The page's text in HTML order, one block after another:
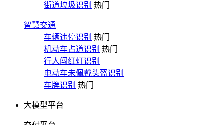
街道垃圾识别 热门
智慧交通
车辆违停识别 热门
机动车占道识别 热门
行人闯红灯识别
电动车未佩戴头盔识别
车牌识别 热门
大模型平台